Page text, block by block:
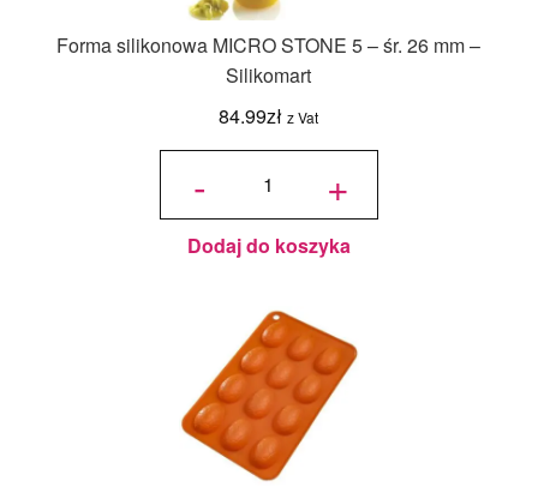
Forma silikonowa MICRO STONE 5 – śr. 26 mm –
Silikomart
84.99zł z Vat
-
ilość
MICRO
STONE 5
- śr. 26
mm -
Silikomart
+
Dodaj do koszyka